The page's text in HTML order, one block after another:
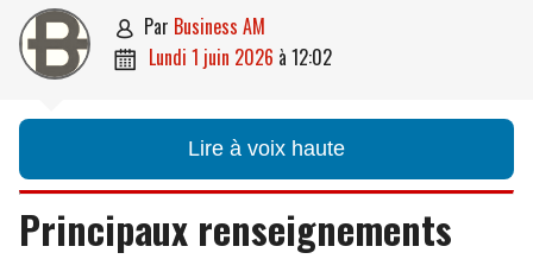
 par Business AM
 lundi 1 juin 2026 à 12:02
Lire à voix haute
Principaux renseignements